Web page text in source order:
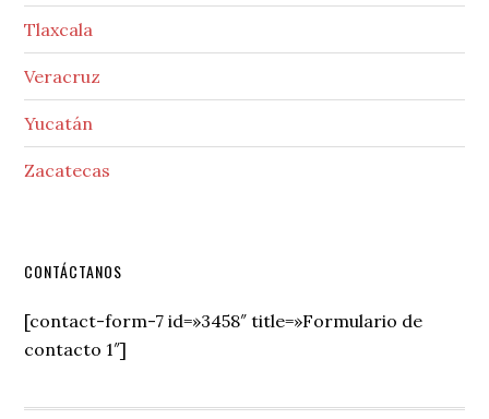
Tlaxcala
Veracruz
Yucatán
Zacatecas
Secondary
Sidebar
CONTÁCTANOS
[contact-form-7 id=»3458″ title=»Formulario de
contacto 1″]